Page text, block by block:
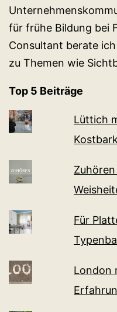
für frühe Bildung bei
Consultant berate
zu Themen wie
Top 5 Beiträge
Lüttich
Für
London